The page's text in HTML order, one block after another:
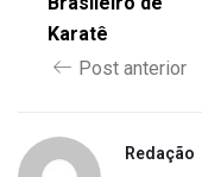
Karatê
Post anterior
Redação